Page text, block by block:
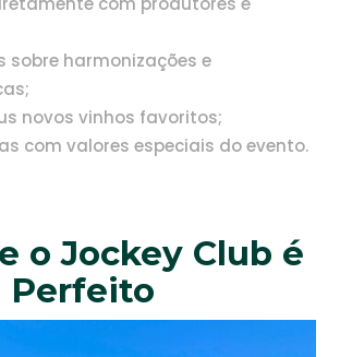
sobre harmonizações e
novos vinhos favoritos;
com valores especiais do evento.
o Jockey Club é
Perfeito